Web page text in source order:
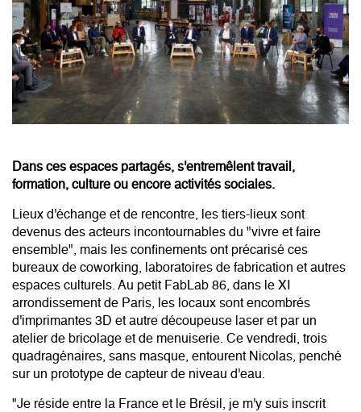
Dans ces espaces partagés, s'entremêlent travail,
formation, culture ou encore activités sociales.
Lieux d'échange et de rencontre, les tiers-lieux sont
devenus des acteurs incontournables du "vivre et faire
ensemble", mais les confinements ont précarisé ces
bureaux de coworking, laboratoires de fabrication et autres
espaces culturels. Au petit FabLab 86, dans le XI
arrondissement de Paris, les locaux sont encombrés
d'imprimantes 3D et autre découpeuse laser et par un
atelier de bricolage et de menuiserie. Ce vendredi, trois
quadragénaires, sans masque, entourent Nicolas, penché
sur un prototype de capteur de niveau d'eau.
"Je réside entre la France et le Brésil, je m'y suis inscrit